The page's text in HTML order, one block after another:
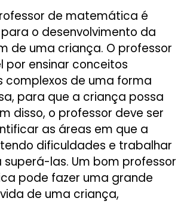
de matemática é
o desenvolvimento da
de uma criança. O professor
por ensinar conceitos
de uma forma
para que a criança possa
disso, o professor deve ser
as áreas em que a
dificuldades e trabalhar
las. Um bom professor
pode fazer uma grande
de uma criança,